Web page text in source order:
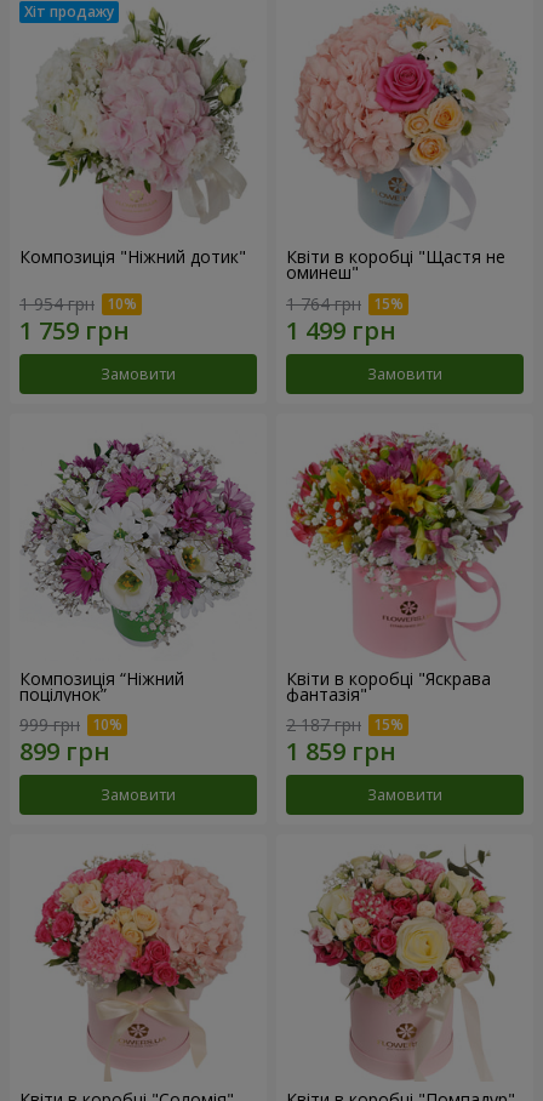
Композиція "Ніжний дотик"
1 954 грн
Замовити
Квіти в коробці "Щастя не
оминеш"
1 764 грн
Замовити
Композиція “Ніжний
поцілунок”
999 грн
Замовити
Квіти в коробці "Яскрава
фантазія"
2 187 грн
Замовити